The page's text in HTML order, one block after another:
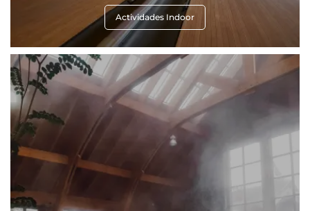
Actividades Indoor